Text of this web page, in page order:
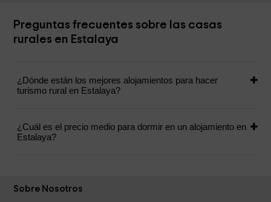
Preguntas frecuentes sobre las casas
rurales en Estalaya
¿Dónde están los mejores alojamientos para hacer
turismo rural en Estalaya?
¿Cuál es el precio medio para dormir en un alojamiento en
Estalaya?
Sobre Nosotros